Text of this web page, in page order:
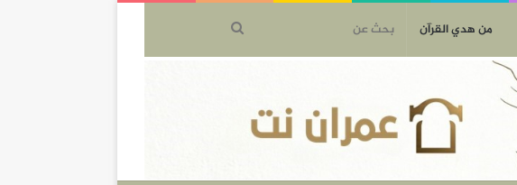
من هدي القرآن